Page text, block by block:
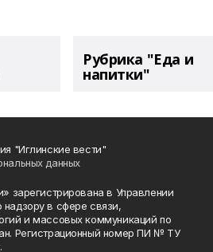
Рубрика "Еда и
напитки"
"Иглинские вести"
данных
зарегистрирована в Управлении
в сфере связи,
и массовых коммуникаций по
Регистрационный номер ПИ № ТУ